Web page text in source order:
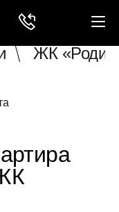
ЖК